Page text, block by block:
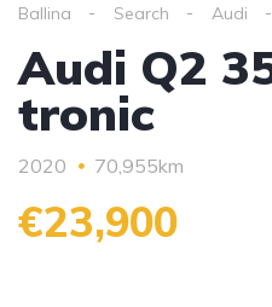
Ballina Search Audi
Audi Q2
tronic
2020 70,955km
€23,900